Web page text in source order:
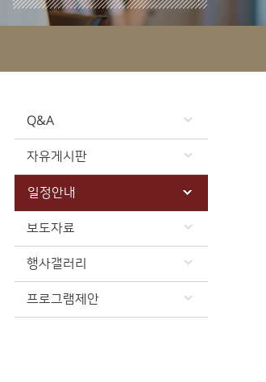
Q&A
자유게시판
일정안내
보도자료
행사갤러리
프로그램제안